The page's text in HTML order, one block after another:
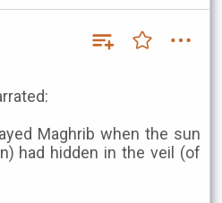
Maghrib when the sun
had hidden in the veil (of